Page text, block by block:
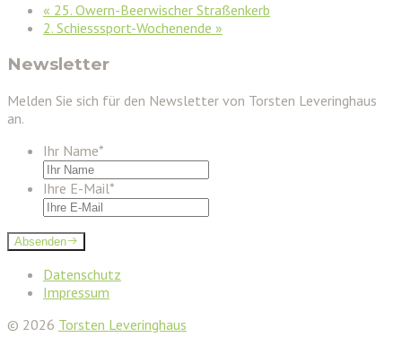
« 25. Owern-Beerwischer Straßenkerb
2. Schiesssport-Wochenende »
Newsletter
Melden Sie sich für den Newsletter von Torsten Leveringhaus
an.
Ihr Name*
Ihre E-Mail*
Absenden
Datenschutz
Impressum
© 2026 Torsten Leveringhaus